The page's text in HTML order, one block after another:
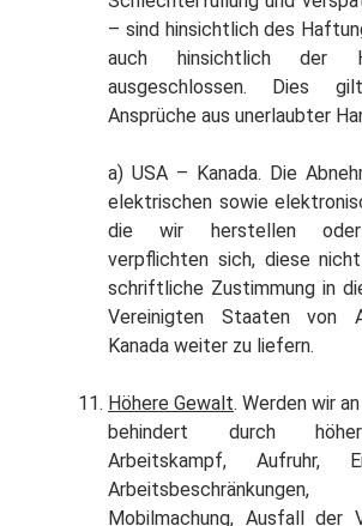
– sind hinsichtlich des
auch hinsichtlich der
ausgeschlossen. Dies
Ansprüche aus unerlaubter
a) USA – Kanada. Die
elektrischen sowie
die wir herstellen oder
verpflichten sich, diese
schriftliche Zustimmung in
Vereinigten Staaten von
Kanada weiter zu liefern.
Höhere Gewalt. Werden wir
behindert durch
Arbeitskampf, Aufruhr,
Mobilmachung, Ausfall der